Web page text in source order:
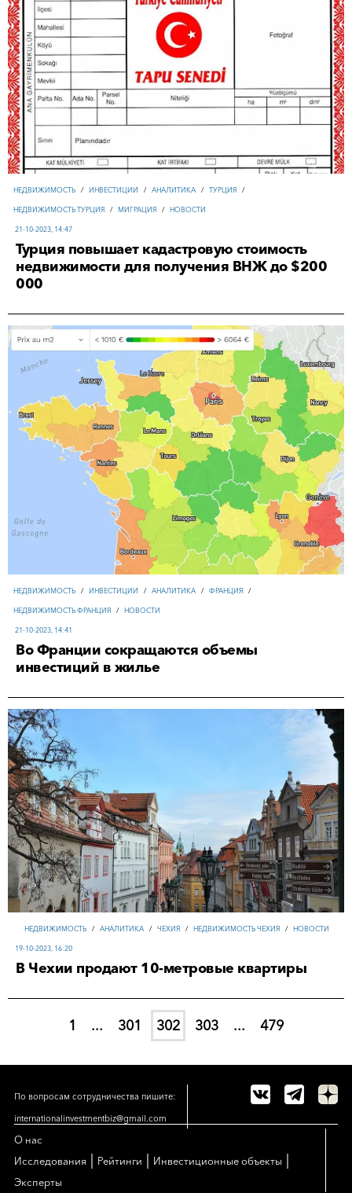
НЕДВИЖИМОСТЬ / ИНВЕСТИЦИИ / АНАЛИТИКА / ТУРЦИЯ /
НЕДВИЖИМОСТЬ ТУРЦИЯ / МИГРАЦИЯ / НОВОСТИ
21-10-2023, 14:47
Турция повышает кадастровую стоимость
недвижимости для получения ВНЖ до $200
000
НЕДВИЖИМОСТЬ / ИНВЕСТИЦИИ / АНАЛИТИКА / ФРАНЦИЯ /
НЕДВИЖИМОСТЬ ФРАНЦИЯ / НОВОСТИ
21-10-2023, 14:41
Во Франции сокращаются объемы
инвестиций в жилье
НЕДВИЖИМОСТЬ / АНАЛИТИКА / ЧЕХИЯ / НЕДВИЖИМОСТЬ ЧЕХИЯ / НОВОСТИ
19-10-2023, 16:20
В Чехии продают 10-метровые квартиры
1 ... 301 302 303 ... 479
По вопросам сотрудничества пишите:
internationalinvestmentbiz@gmail.com
О нас
Исследования
Рейтинги Инвестиционные объекты
Эксперты